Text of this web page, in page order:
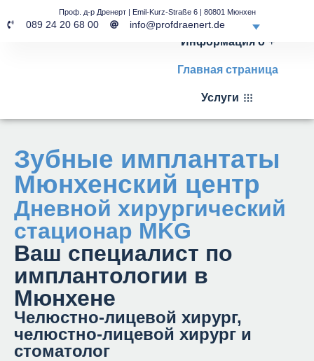
Проф. д-р Дренерт | Emil-Kurz-Straße 6 | 80801 Мюнхен
089 24 20 68 00 info@profdraenert.de
Информация о
Главная страница
Услуги
Зубные имплантаты
Мюнхенский центр
Дневной хирургический
стационар MKG
Ваш специалист по
имплантологии в
Мюнхене
Челюстно-лицевой хирург,
челюстно-лицевой хирург и
стоматолог